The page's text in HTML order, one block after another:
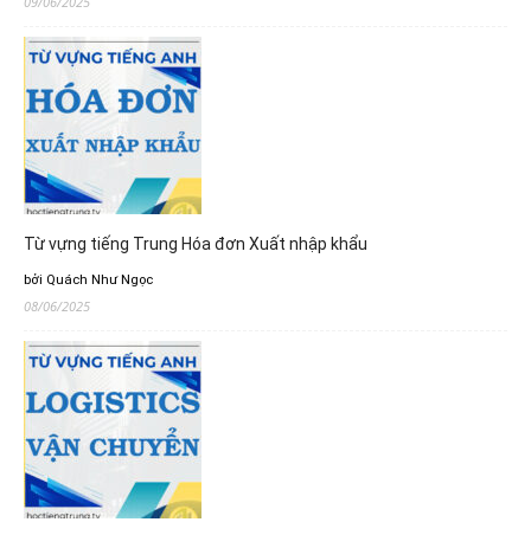
Từ vựng tiếng Trung Hóa đơn Xuất nhập khẩu
bởi Quách Như Ngọc
08/06/2025